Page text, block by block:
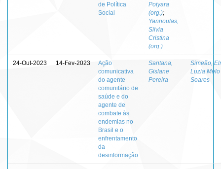
de Política
Social
Potyara
(org.);
Yannoulas,
Silvia
Cristina
(org.)
24-Out-2023 14-Fev-2023
Ação
comunicativa
do agente
comunitário de
saúde e do
agente de
combate às
endemias no
Brasil e o
enfrentamento
da
desinformação
Santana,
Gislane
Pereira
Simeão,
Luzia Melo
Soares